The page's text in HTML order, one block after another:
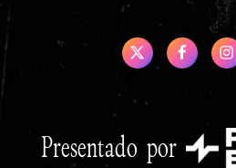
Presentado por